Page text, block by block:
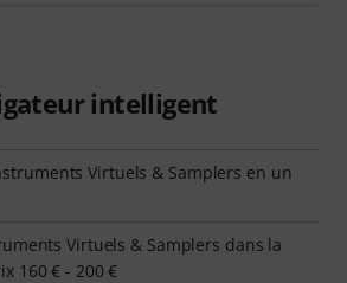
intelligent
Virtuels & Samplers en un
Virtuels & Samplers dans la
160 € - 200 €